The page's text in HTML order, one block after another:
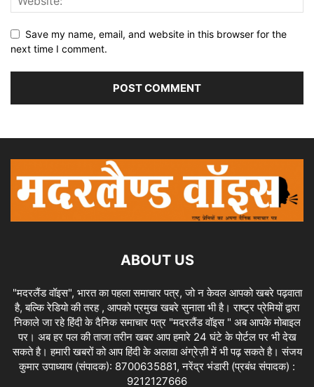
Save my name, email, and website in this browser for the
next time I comment.
ABOUT US
"मदरलैंड वॉइस", भारत का पहला समाचार पत्र, जो न केवल आपको खबरे पढ़वाता
है, बल्कि रेडियो की तरह , आपको प्रमुख खबरे सुनाता भी है। राष्ट्र प्रेमियों द्वारा
निकाले जा रहे हिंदी के दैनिक समाचार पत्र "मदरलैंड वॉइस " अब आपके मोबाइल
पर। अब हर पल की ताजा तरीन खबर आप हमारे 24 घंटे के पोर्टल पर भी देख
सकते है। हमारी खबरों को आप हिंदी के अलावा अंग्रेज़ी में भी पढ़ सकते है। संजय
कुमार उपाध्याय (संपादक): 8700635881, नरेंद्र भंडारी (प्रबंध संपादक) :
9212127666